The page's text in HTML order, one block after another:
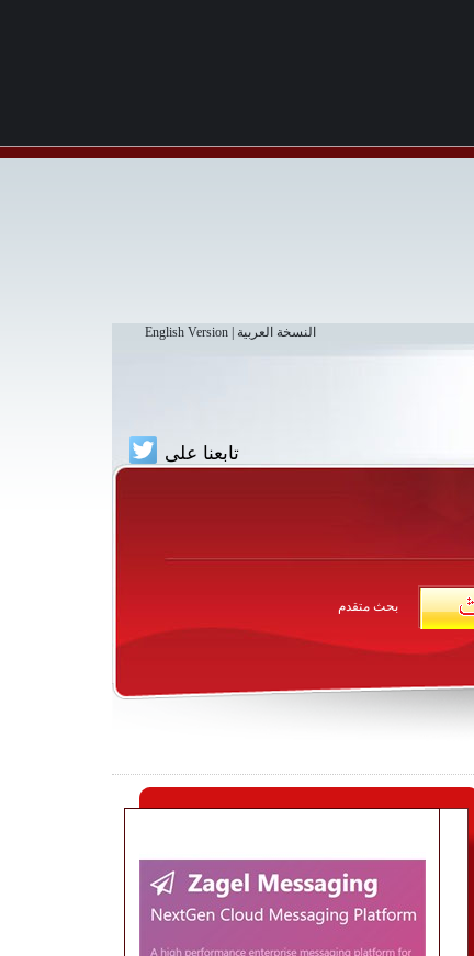
النسخة العربية English Version
تابعنا على
بحث متقدم